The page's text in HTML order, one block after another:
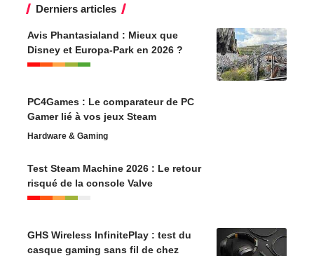
Derniers articles
Avis Phantasialand : Mieux que
Disney et Europa-Park en 2026 ?
PC4Games : Le comparateur de PC
Gamer lié à vos jeux Steam
Hardware & Gaming
Test Steam Machine 2026 : Le retour
risqué de la console Valve
GHS Wireless InfinitePlay : test du
casque gaming sans fil de chez